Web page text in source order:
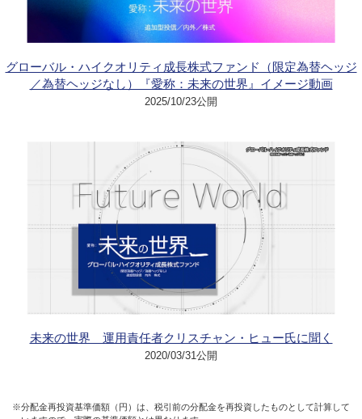
グローバル・ハイクオリティ成長株式ファンド（限定為替ヘッジ
／為替ヘッジなし）『愛称：未来の世界』イメージ動画
2025/10/23公開
未来の世界 運用責任者クリスチャン・ヒュー氏に聞く
2020/03/31公開
※分配金再投資基準価額（円）は、税引前の分配金を再投資したものとして計算して